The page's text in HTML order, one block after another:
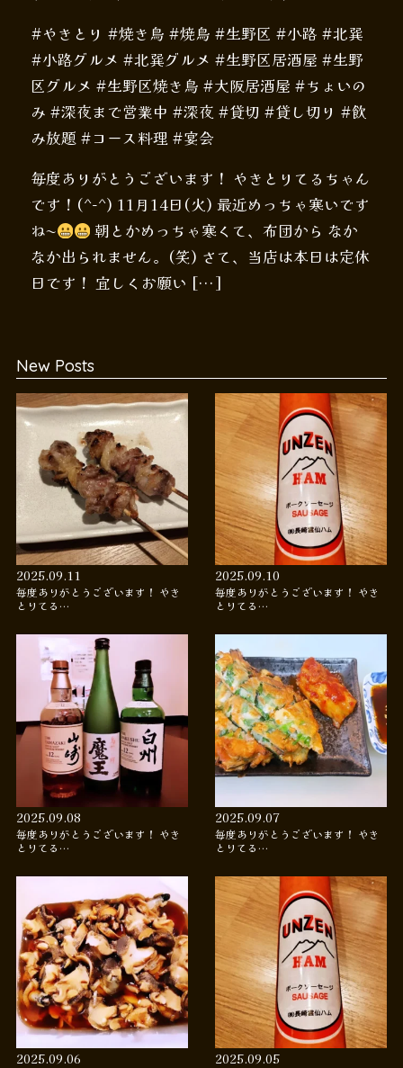
#やきとり #焼き鳥 #焼鳥 #生野区 #小路 #北巽
#小路グルメ #北巽グルメ #生野区居酒屋 #生野
区グルメ #生野区焼き鳥 #大阪居酒屋 #ちょいの
み #深夜まで営業中 #深夜 #貸切 #貸し切り #飲
み放題 #コース料理 #宴会
毎度ありがとうございます！ やきとりてるちゃん
です！(^-^) 11月14日(火) 最近めっちゃ寒いです
ね〜
朝とかめっちゃ寒くて、布団から なか
なか出られません。(笑) さて、当店は本日は定休
日です！ 宜しくお願い […]
New Posts
2025.09.11
毎度ありがとうございます！ やき
とりてる…
2025.09.10
毎度ありがとうございます！ やき
とりてる…
2025.09.08
毎度ありがとうございます！ やき
とりてる…
2025.09.07
毎度ありがとうございます！ やき
とりてる…
2025.09.06 2025.09.05